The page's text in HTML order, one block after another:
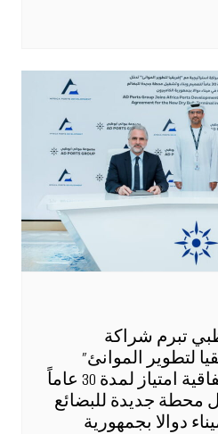
تبرم شراكة
لتطوير الموانئ”
تدخل بموجبها في اتفاقية امتياز لمدة 30 عاماً
محطة جديدة للبضائع
دوالا بجمهورية